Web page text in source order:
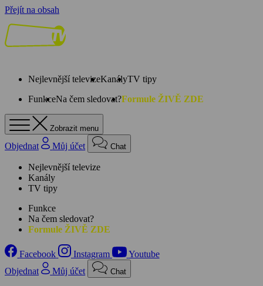
Přejít na obsah
Nejlevnější televizeKanályTV tipy
FunkceNa čem sledovat?Formule ŽIVĚ ZDE
Zobrazit menu
Objednat Můj účet Chat
Nejlevnější televize
Kanály
TV tipy
Funkce
Na čem sledovat?
Formule ŽIVĚ ZDE
Facebook Instagram
Youtube
Objednat
Můj účet Chat